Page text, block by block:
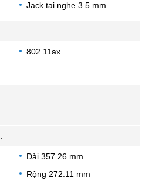
Jack tai nghe 3.5 mm
802.11ax
:
Dài 357.26 mm
Rộng 272.11 mm